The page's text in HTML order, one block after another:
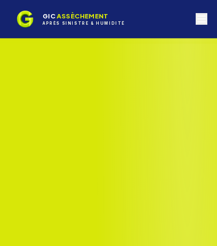
GICASSÈCHEMENT
APRÈS SINISTRE & HUMIDITÉ